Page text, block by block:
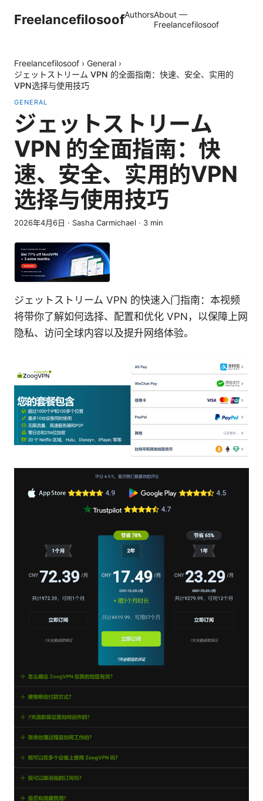
FreelancefilosoofAuthorsAbout —
Freelancefilosoof
Freelancefilosoof › General ›
ジェットストリーム VPN 的全面指南：快速、安全、实用的
VPN选择与使用技巧
GENERAL
ジェットストリーム
VPN 的全面指南：快
速、安全、实用的VPN
选择与使用技巧
2026年4月6日 · Sasha Carmichael · 3 min
ジェットストリーム VPN 的快速入门指南：本视频
将带你了解如何选择、配置和优化 VPN，以保障上网
隐私、访问全球内容以及提升网络体验。